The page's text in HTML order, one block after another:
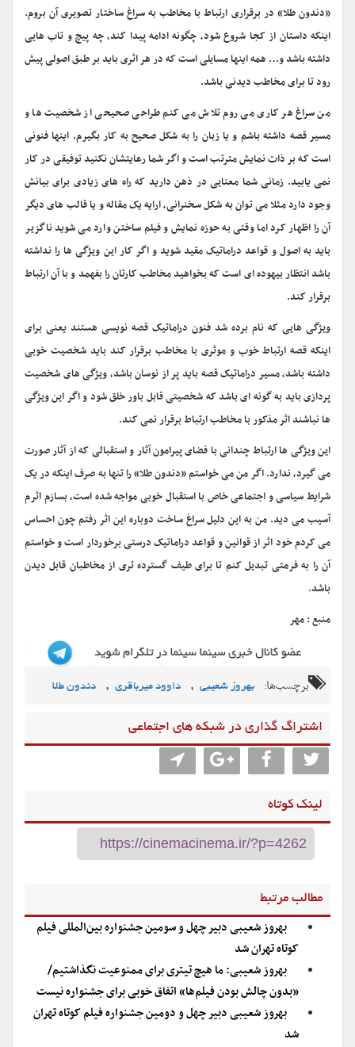
«دندون طلا» در برقراری ارتباط با مخاطب به سراغ ساختار تصویری آن بروم.
اینکه داستان از کجا شروع شود، چگونه ادامه پیدا کند، چه پیچ و تاب هایی
داشته باشد و… همه اینها مسایلی است که در هر اثری باید بر طبق اصولی پیش
رود تا برای مخاطب دیدنی باشد.
من سراغ هر کاری می روم تلاش می کنم طراحی صحیحی از شخصیت ها و
مسیر قصه داشته باشم و یا زبان را به شکل صحیح به کار بگیرم. اینها فنونی
است که بر ذات نمایش مترتب است و اگر شما رعایتشان نکنید توفیقی در کار
نمی یابید. زمانی شما معنایی در ذهن دارید که راه های زیادی برای بیانش
وجود دارد مثلا می توان به شکل سخنرانی، ارایه یک مقاله و یا قالب های دیگر
آن را اظهار کرد اما وقتی به حوزه نمایش و فیلم ساختن وارد می شوید ناگزیر
باید به اصول و قواعد دراماتیک مقید شوید و اگر کار این ویژگی ها را نداشته
باشد انتظار بیهوده ای است که بخواهید مخاطب کارتان را بفهمد و با آن ارتباط
برقرار کند.
ویژگی هایی که نام برده شد فنون دراماتیک قصه نویسی هستند یعنی برای
اینکه قصه ارتباط خوب و موثری با مخاطب برقرار کند باید شخصیت خوبی
داشته باشد، مسیر دراماتیک قصه باید پر از نوسان باشد، ویژگی های شخصیت
پردازی باید به گونه ای باشد که شخصیتی قابل باور خلق شود و اگر این ویژگی
ها نباشند اثر مذکور با مخاطب ارتباط برقرار نمی کند.
این ویژگی ها ارتباط چندانی با فضای پیرامون آثار و استقبالی که از آثار صورت
می گیرد، ندارد. اگر من می خواستم «دندون طلا» را تنها به صرف اینکه در یک
شرایط سیاسی و اجتماعی خاص با استقبال خوبی مواجه شده است، بسازم اثرم
آسیب می دید. من به این دلیل سراغ ساخت دوباره این اثر رفتم چون احساس
می کردم خود اثر از قوانین و قواعد دراماتیک درستی برخوردار است و خواستم
آن را به فرمتی تبدیل کنم تا برای طیف گسترده تری از مخاطبان قابل دیدن
باشد.
منبع : مهر
برچسب‌ها: بهروز شعیبی , داوود میرباقری , دندون طلا
اشتراگ گذاری در شبکه های اجتماعی
لینک کوتاه
مطالب مرتبط
بهروز شعیبی دبیر چهل و سومین جشنواره بین‌المللی فیلم
کوتاه تهران شد
بهروز شعیبی: ما هیچ تیتری برای ممنوعیت نگذاشتیم/
«بدون چالش بودن فیلم‌ها» اتفاق خوبی برای جشنواره نیست
بهروز شعیبی دبیر چهل و دومین جشنواره فیلم کوتاه تهران
شد